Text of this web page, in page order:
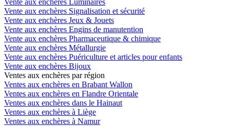
Vente aux enchères Signalisation et sécurité
Vente aux enchères Jeux & Jouets
Vente aux enchères Engins de manutention
Vente aux enchères Pharmaceutique & chimique
Vente aux enchères Métallurgie
Vente aux enchères Puériculture et articles pour enfants
Vente aux enchères Bijoux
Ventes aux enchères par région
Ventes aux enchères en Brabant Wallon
Ventes aux enchères en Flandre Orientale
Ventes aux enchères dans le Hainaut
Ventes aux enchères à Liège
Ventes aux enchères à Namur